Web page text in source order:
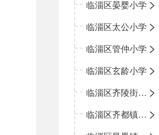
临淄区晏婴小学
临淄区太公小学
临淄区管仲小学
临淄区玄龄小学
临淄区齐陵街道中心学校
临淄区齐都镇中心学校